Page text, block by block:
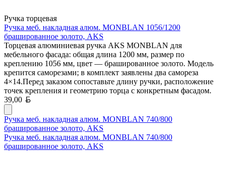
Ручка торцевая
Ручка меб. накладная алюм. MONBLAN 1056/1200
брашированное золото, AKS
Торцевая алюминиевая ручка AKS MONBLAN для
мебельного фасада: общая длина 1200 мм, размер по
креплению 1056 мм, цвет — брашированное золото. Модель
крепится саморезами; в комплект заявлены два самореза
4×14.Перед заказом сопоставьте длину ручки, расположение
точек крепления и геометрию торца с конкретным фасадом.
39,00
Ручка меб. накладная алюм. MONBLAN 740/800
брашированное золото, AKS
Ручка меб. накладная алюм. MONBLAN 740/800
брашированное золото, AKS